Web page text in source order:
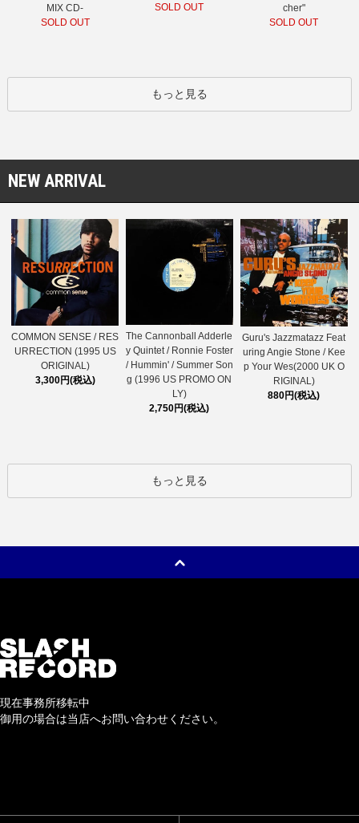
MIX CD-
SOLD OUT
SOLD OUT
cher"
SOLD OUT
もっと見る
NEW ARRIVAL
COMMON SENSE / RES
URRECTION (1995 US
ORIGINAL)
3,300円(税込)
The Cannonball Adderle
y Quintet / Ronnie Foster
/ Hummin' / Summer Son
g (1996 US PROMO ON
LY)
2,750円(税込)
Guru's Jazzmatazz Feat
uring Angie Stone / Kee
p Your Wes(2000 UK O
RIGINAL)
880円(税込)
もっと見る
現在事務所移転中
御用の場合は当店へお問い合わせください。